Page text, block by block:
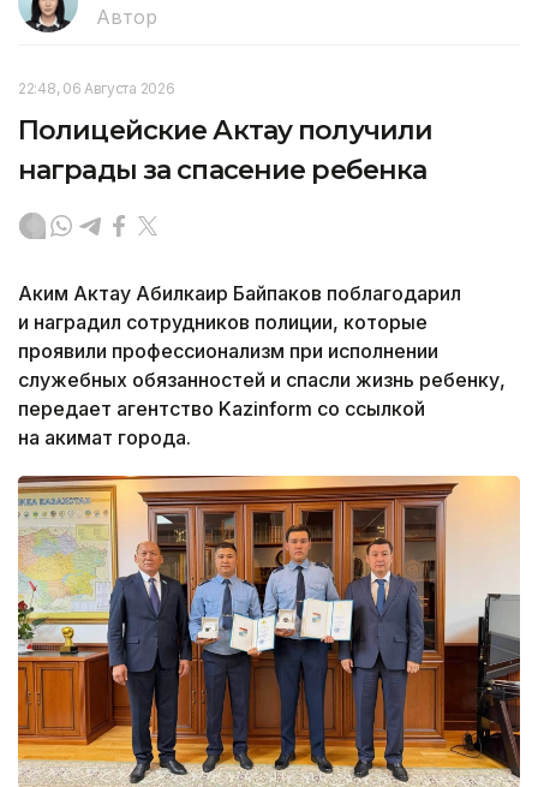
Автор
22:48, 06 Августа 2026
Полицейские Актау получили
награды за спасение ребенка
Аким Актау Абилкаир Байпаков поблагодарил
и наградил сотрудников полиции, которые
проявили профессионализм при исполнении
служебных обязанностей и спасли жизнь ребенку,
передает агентство Kazinform со ссылкой
на акимат города.